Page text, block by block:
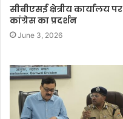
सीबीएसई क्षेत्रीय कार्यालय पर
कांग्रेस का प्रदर्शन
June 3, 2026